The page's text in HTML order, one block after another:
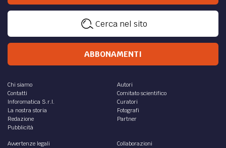
Cerca nel sito
ABBONAMENTI
Chi siamo
Contatti
Inforomatica S.r.l.
La nostra storia
Redazione
Pubblicità
Autori
Comitato scientifico
Curatori
Fotografi
Partner
Avvertenze legali
Collaborazioni